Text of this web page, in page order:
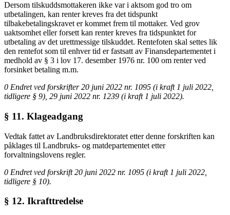
Dersom tilskuddsmottakeren ikke var i aktsom god tro om
utbetalingen, kan renter kreves fra det tidspunkt
tilbakebetalingskravet er kommet frem til mottaker. Ved grov
uaktsomhet eller forsett kan renter kreves fra tidspunktet for
utbetaling av det urettmessige tilskuddet. Rentefoten skal settes lik
den rentefot som til enhver tid er fastsatt av Finansdepartementet i
medhold av § 3 i lov 17. desember 1976 nr. 100 om renter ved
forsinket betaling m.m.
0 Endret ved forskrifter 20 juni 2022 nr. 1095 (i kraft 1 juli 2022,
tidligere § 9), 29 juni 2022 nr. 1239 (i kraft 1 juli 2022).
§ 11. Klageadgang
Vedtak fattet av Landbruksdirektoratet etter denne forskriften kan
påklages til Landbruks- og matdepartementet etter
forvaltningslovens regler.
0 Endret ved forskrift 20 juni 2022 nr. 1095 (i kraft 1 juli 2022,
tidligere § 10).
§ 12. Ikrafttredelse